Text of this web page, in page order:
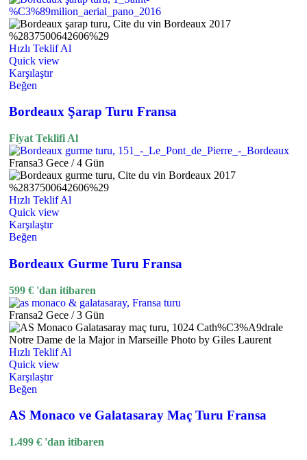
Hızlı Teklif Al
Quick view
Karşılaştır
Beğen
Bordeaux Şarap Turu Fransa
Fiyat Teklifi Al
Fransa3 Gece / 4 Gün
Hızlı Teklif Al
Quick view
Karşılaştır
Beğen
Bordeaux Gurme Turu Fransa
599 € 'dan itibaren
Fransa2 Gece / 3 Gün
Hızlı Teklif Al
Quick view
Karşılaştır
Beğen
AS Monaco ve Galatasaray Maç Turu Fransa
1.499 € 'dan itibaren